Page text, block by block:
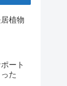
植物
ート
た